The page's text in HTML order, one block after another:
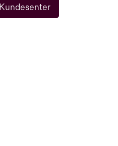
Kundesenter